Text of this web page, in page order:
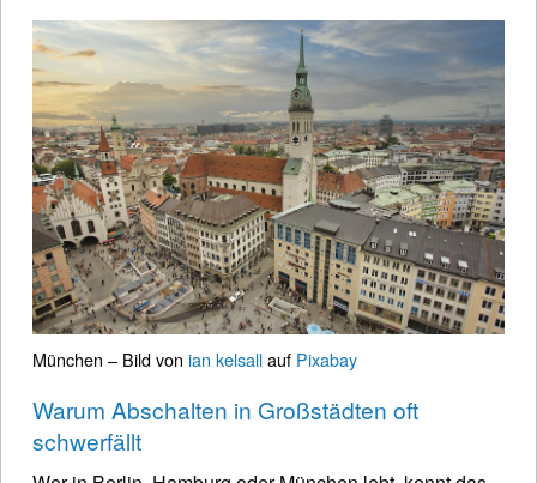
München – Bild von ian kelsallauf Pixabay
Warum Abschalten in Großstädten oft
schwerfällt